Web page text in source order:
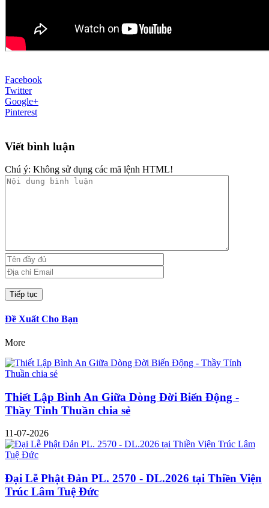
Facebook
Twitter
Google+
Pinterest
Viết bình luận
Chú ý: Không sử dụng các mã lệnh HTML!
Đề Xuất Cho Bạn
More
Thiết Lập Bình An Giữa Dòng Đời Biến Động -
Thầy Tỉnh Thuần chia sẻ
11-07-2026
Đại Lễ Phật Đản PL. 2570 - DL.2026 tại Thiền Viện
Trúc Lâm Tuệ Đức